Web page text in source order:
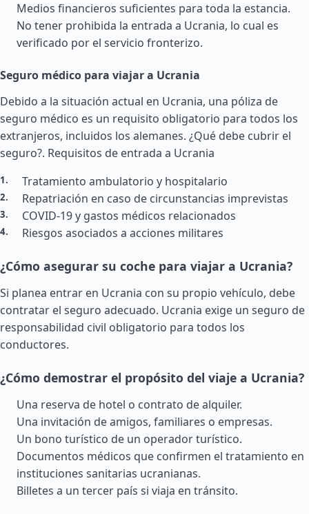
Medios financieros suficientes para toda la estancia.
No tener prohibida la entrada a Ucrania, lo cual es
verificado por el servicio fronterizo.
Seguro médico para viajar a Ucrania
Debido a la situación actual en Ucrania, una póliza de
seguro médico es un requisito obligatorio para todos los
extranjeros, incluidos los alemanes. ¿Qué debe cubrir el
seguro?. Requisitos de entrada a Ucrania
Tratamiento ambulatorio y hospitalario
Repatriación en caso de circunstancias imprevistas
COVID-19 y gastos médicos relacionados
Riesgos asociados a acciones militares
¿Cómo asegurar su coche para viajar a Ucrania?
Si planea entrar en Ucrania con su propio vehículo, debe
contratar el seguro adecuado. Ucrania exige un seguro de
responsabilidad civil obligatorio para todos los
conductores.
¿Cómo demostrar el propósito del viaje a Ucrania?
Una reserva de hotel o contrato de alquiler.
Una invitación de amigos, familiares o empresas.
Un bono turístico de un operador turístico.
Documentos médicos que confirmen el tratamiento en
instituciones sanitarias ucranianas.
Billetes a un tercer país si viaja en tránsito.